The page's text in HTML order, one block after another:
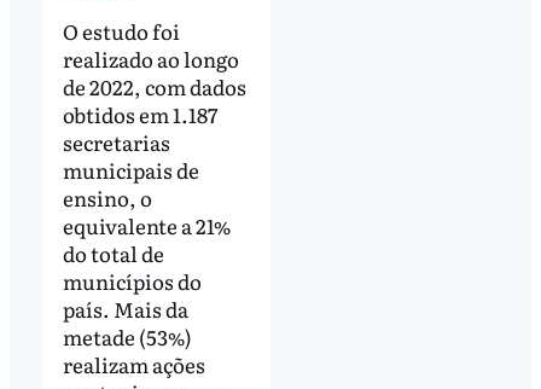
O estudo foi
realizado ao longo
de 2022, com dados
obtidos em 1.187
secretarias
municipais de
ensino, o
equivalente a 21%
do total de
municípios do
país. Mais da
metade (53%)
realizam ações